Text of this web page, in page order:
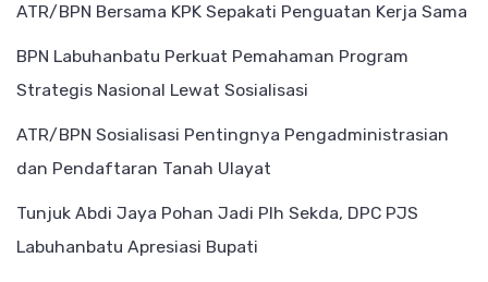
ATR/BPN Bersama KPK Sepakati Penguatan Kerja Sama
BPN Labuhanbatu Perkuat Pemahaman Program
Strategis Nasional Lewat Sosialisasi
ATR/BPN Sosialisasi Pentingnya Pengadministrasian
dan Pendaftaran Tanah Ulayat
Tunjuk Abdi Jaya Pohan Jadi Plh Sekda, DPC PJS
Labuhanbatu Apresiasi Bupati